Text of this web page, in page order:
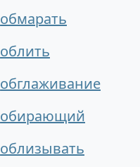
обмарать
облить
обглаживание
обирающий
облизывать